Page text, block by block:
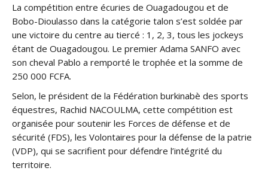
La compétition entre écuries de Ouagadougou et de
Bobo-Dioulasso dans la catégorie talon s’est soldée par
une victoire du centre au tiercé : 1, 2, 3, tous les jockeys
étant de Ouagadougou. Le premier Adama SANFO avec
son cheval Pablo a remporté le trophée et la somme de
250 000 FCFA.
Selon, le président de la Fédération burkinabè des sports
équestres, Rachid NACOULMA, cette compétition est
organisée pour soutenir les Forces de défense et de
sécurité (FDS), les Volontaires pour la défense de la patrie
(VDP), qui se sacrifient pour défendre l’intégrité du
territoire.